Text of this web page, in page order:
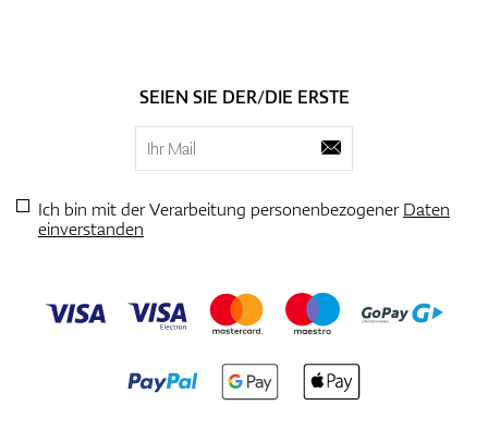
SEIEN SIE DER/DIE ERSTE
Ich bin mit der Verarbeitung personenbezogenerDaten
einverstanden